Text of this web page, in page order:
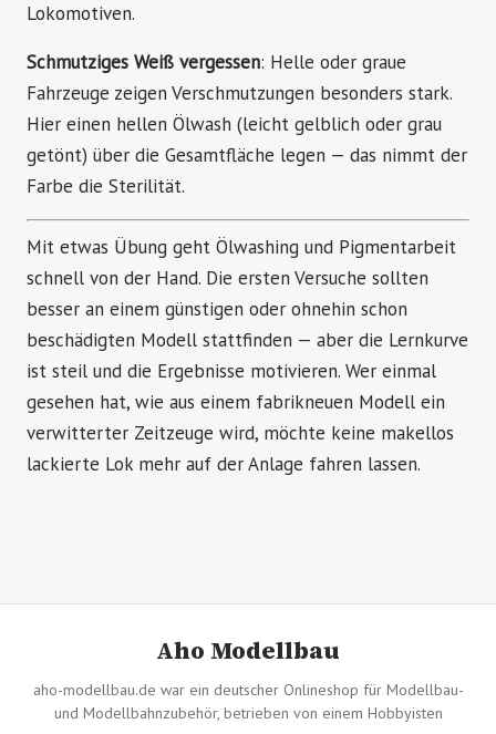
Lokomotiven.
Schmutziges Weiß vergessen: Helle oder graue
Fahrzeuge zeigen Verschmutzungen besonders stark.
Hier einen hellen Ölwash (leicht gelblich oder grau
getönt) über die Gesamtfläche legen — das nimmt der
Farbe die Sterilität.
Mit etwas Übung geht Ölwashing und Pigmentarbeit
schnell von der Hand. Die ersten Versuche sollten
besser an einem günstigen oder ohnehin schon
beschädigten Modell stattfinden — aber die Lernkurve
ist steil und die Ergebnisse motivieren. Wer einmal
gesehen hat, wie aus einem fabrikneuen Modell ein
verwitterter Zeitzeuge wird, möchte keine makellos
lackierte Lok mehr auf der Anlage fahren lassen.
Aho Modellbau
aho-modellbau.de war ein deutscher Onlineshop für Modellbau-
und Modellbahnzubehör, betrieben von einem Hobbyisten